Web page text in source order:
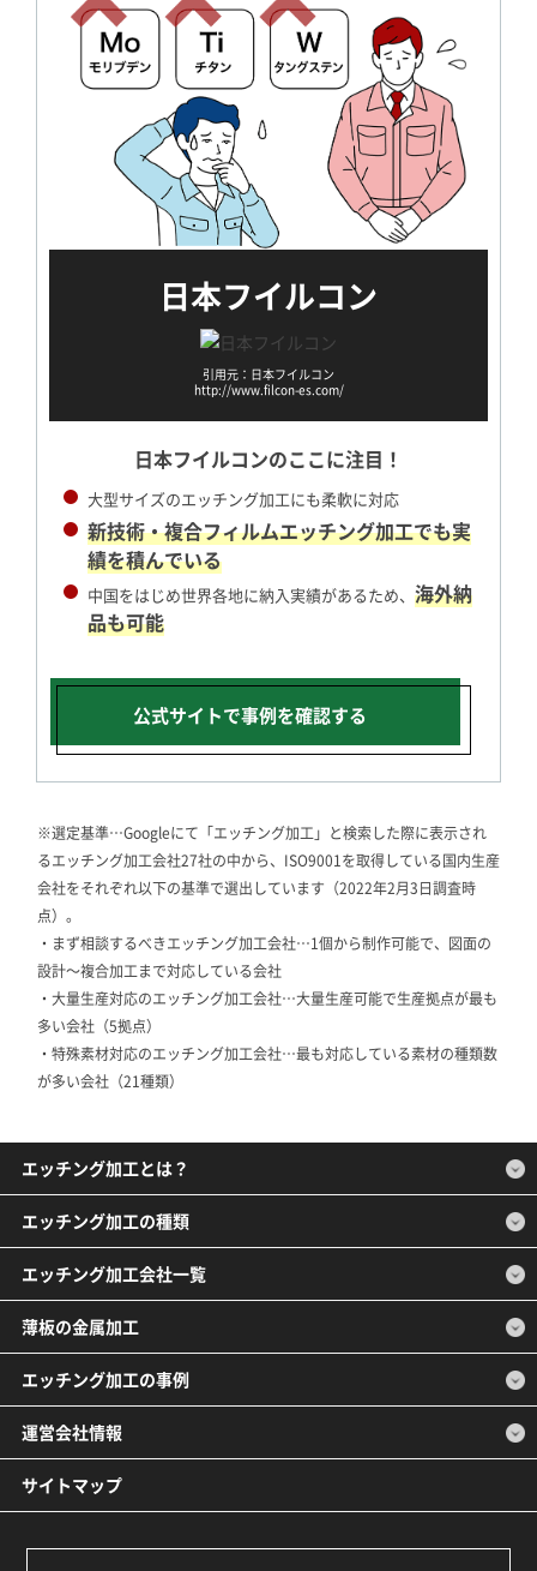
日本フイルコン
引用元：日本フイルコン
http://www.filcon-es.com/
日本フイルコンのここに注目！
大型サイズのエッチング加工にも柔軟に対応
新技術・複合フィルムエッチング加工でも実
績を積んでいる
中国をはじめ世界各地に納入実績があるため、 海外納
品も可能
公式サイトで事例を確認する
※選定基準…Googleにて「エッチング加工」と検索した際に表示され
るエッチング加工会社27社の中から、ISO9001を取得している国内生産
会社をそれぞれ以下の基準で選出しています（2022年2月3日調査時
点）。
・まず相談するべきエッチング加工会社…1個から制作可能で、図面の
設計～複合加工まで対応している会社
・大量生産対応のエッチング加工会社…大量生産可能で生産拠点が最も
多い会社（5拠点）
・特殊素材対応のエッチング加工会社…最も対応している素材の種類数
が多い会社（21種類）
エッチング加工とは？
エッチング加工の種類
エッチング加工会社一覧
薄板の金属加工
エッチング加工の事例
運営会社情報
サイトマップ